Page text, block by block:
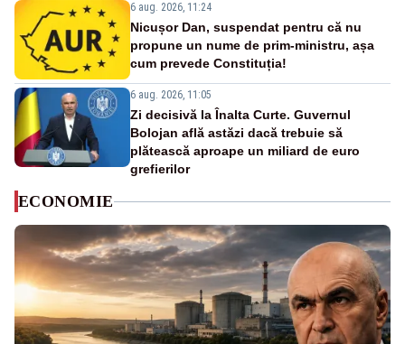
6 aug. 2026, 11:24
Nicușor Dan, suspendat pentru că nu
propune un nume de prim-ministru, așa
cum prevede Constituția!
6 aug. 2026, 11:05
Zi decisivă la Înalta Curte. Guvernul
Bolojan află astăzi dacă trebuie să
plătească aproape un miliard de euro
grefierilor
ECONOMIE